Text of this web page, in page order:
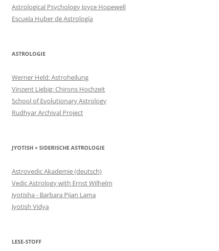
Astrological Psychology Joyce Hopewell
Escuela Huber de Astrología
ASTROLOGIE
Werner Held: Astroheilung
Vinzent Liebig: Chirons Hochzeit
School of Evolutionary Astrology
Rudhyar Archival Project
JYOTISH + SIDERISCHE ASTROLOGIE
Astrovedic Akademie (deutsch)
Vedic Astrology with Ernst Wilhelm
Jyotisha - Barbara Pijan Lama
Jyotish Vidya
LESE-STOFF